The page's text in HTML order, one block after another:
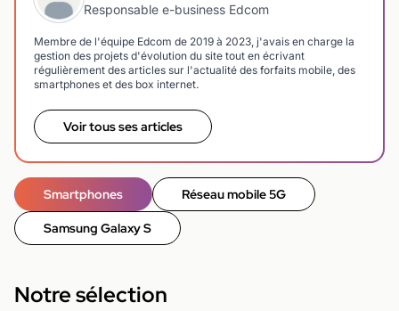
Responsable e-business Edcom
Membre de l'équipe Edcom de 2019 à 2023, j'avais en charge la
gestion des projets d'évolution du site tout en écrivant
régulièrement des articles sur l'actualité des forfaits mobile, des
smartphones et des box internet.
Voir tous ses articles
Smartphones Réseau mobile 5G
Samsung Galaxy S
Notre sélection